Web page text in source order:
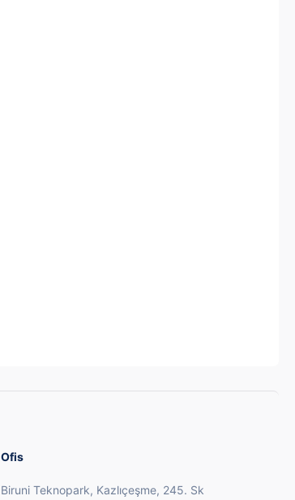
Ofis
Biruni Teknopark, Kazlıçeşme, 245. Sk